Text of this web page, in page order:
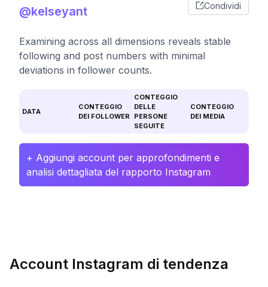
@kelseyant
Condividi
Examining across all dimensions reveals stable
following and post numbers with minimal
deviations in follower counts.
DATA
CONTEGGIO
DEI FOLLOWER
CONTEGGIO
DELLE
PERSONE
SEGUITE
CONTEGGIO
DEI MEDIA
+ Aggiungi account per approfondimenti e
analisi dettagliata del rapporto Instagram
Account Instagram di tendenza